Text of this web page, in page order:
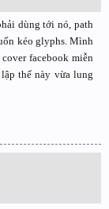
dùng tới nó, path
kéo glyphs. Mình
facebook miễn
thế này vừa lung